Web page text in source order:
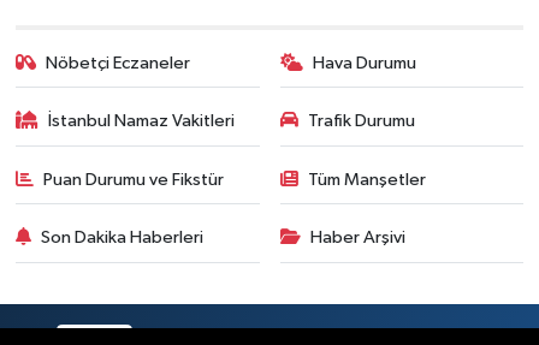
Nöbetçi Eczaneler Hava Durumu
İstanbul Namaz Vakitleri Trafik Durumu
Puan Durumu ve Fikstür Tüm Manşetler
Son Dakika Haberleri Haber Arşivi